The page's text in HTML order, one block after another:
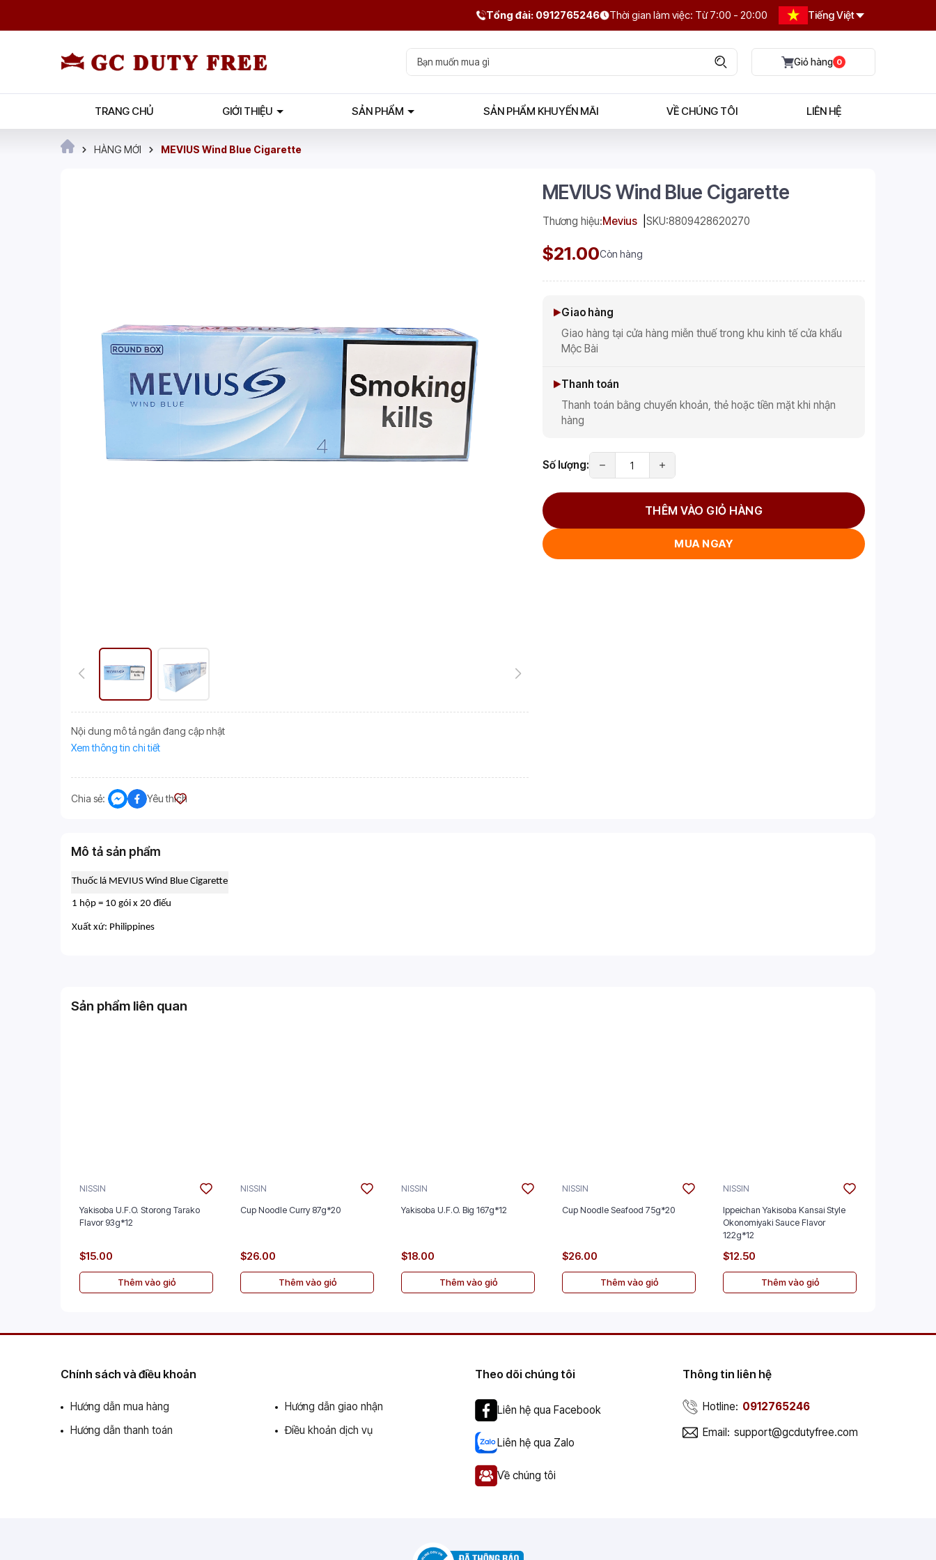
Tổng đài: 0912765246 Thời gian làm việc: Từ 7:00 - 20:00 Tiếng Việt
0
TRANG CHỦ GIỚI THIỆU SẢN PHẨM SẢN PHẨM KHUYẾN MÃI VỀ CHÚNG TÔI LIÊN HỆ
HÀNG MỚI MEVIUS Wind Blue Cigarette
Nội dung mô tả ngắn đang cập nhật
Xem thông tin chi tiết
Chia sẻ: Yêu thích
MEVIUS Wind Blue Cigarette
Thương hiệu:Mevius SKU:8809428620270
$21.00Còn hàng
Giao hàng
Giao hàng tại cửa hàng miễn thuế trong khu kinh tế cửa khẩu
Mộc Bài
Thanh toán
Thanh toán bằng chuyển khoản, thẻ hoặc tiền mặt khi nhận
hàng
Số lượng:
THÊM VÀO GIỎ HÀNG
MUA NGAY
Mô tả sản phẩm
Thuốc lá MEVIUS Wind Blue Cigarette
1 hộp = 10 gói x 20 điếu
Xuất xứ: Philippines
Sản phẩm liên quan
NISSIN
Yakisoba U.F.O. Storong Tarako
Flavor 93g*12
$15.00
Thêm vào giỏ
NISSIN
Cup Noodle Curry 87g*20
$26.00
Thêm vào giỏ
NISSIN
Yakisoba U.F.O. Big 167g*12
$18.00
Thêm vào giỏ
NISSIN
Cup Noodle Seafood 75g*20
$26.00
Thêm vào giỏ
NISSIN
Ippeichan Yakisoba Kansai Style
Okonomiyaki Sauce Flavor
122g*12
$12.50
Thêm vào giỏ
Chính sách và điều khoản
Hướng dẫn mua hàng
Hướng dẫn thanh toán
Hướng dẫn giao nhận
Điều khoản dịch vụ
Theo dõi chúng tôi
Liên hệ qua Facebook
Liên hệ qua Zalo
Về chúng tôi
Thông tin liên hệ
Hotline: 0912765246
Email: support@gcdutyfree.com